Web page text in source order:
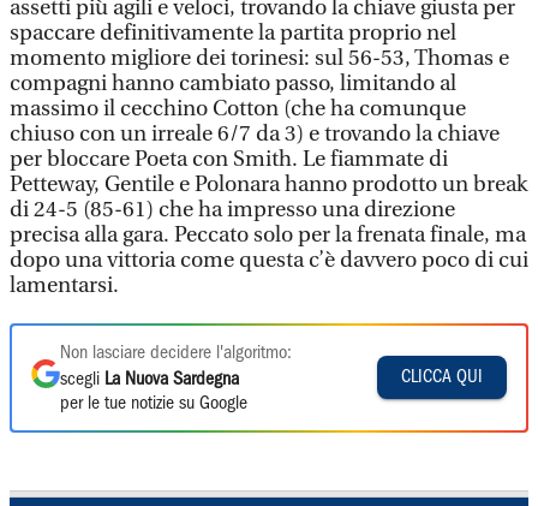
assetti più agili e veloci, trovando la chiave giusta per
spaccare definitivamente la partita proprio nel
momento migliore dei torinesi: sul 56-53, Thomas e
compagni hanno cambiato passo, limitando al
massimo il cecchino Cotton (che ha comunque
chiuso con un irreale 6/7 da 3) e trovando la chiave
per bloccare Poeta con Smith. Le fiammate di
Petteway, Gentile e Polonara hanno prodotto un break
di 24-5 (85-61) che ha impresso una direzione
precisa alla gara. Peccato solo per la frenata finale, ma
dopo una vittoria come questa c’è davvero poco di cui
lamentarsi.
Non lasciare decidere l'algoritmo:
scegli La Nuova Sardegna
per le tue notizie su Google
CLICCA QUI